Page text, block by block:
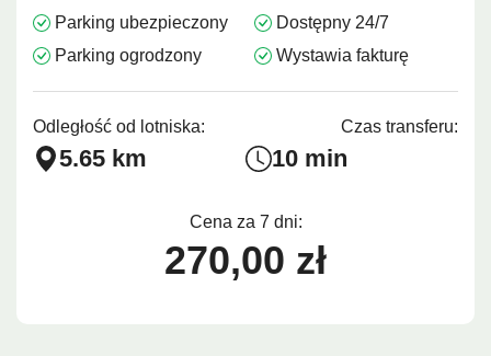
Parking ubezpieczony
Parking ogrodzony
Dostępny 24/7
Wystawia fakturę
Odległość od lotniska:
5.65 km
Czas transferu:
10 min
Cena za 7 dni:
270,00 zł